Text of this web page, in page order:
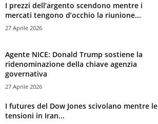
I prezzi dell’argento scendono mentre i
mercati tengono d’occhio la riunione...
27 Aprile 2026
Agente NICE: Donald Trump sostiene la
ridenominazione della chiave agenzia
governativa
27 Aprile 2026
I futures del Dow Jones scivolano mentre le
tensioni in Iran...